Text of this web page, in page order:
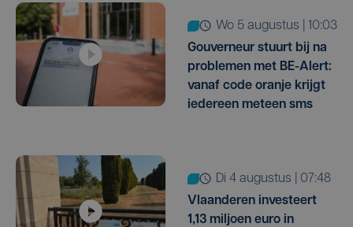
wo 5 augustus | 10:03
Gouverneur stuurt bij na
problemen met BE-Alert:
vanaf code oranje krijgt
iedereen meteen sms
di 4 augustus | 07:48
Vlaanderen investeert
1,13 miljoen euro in